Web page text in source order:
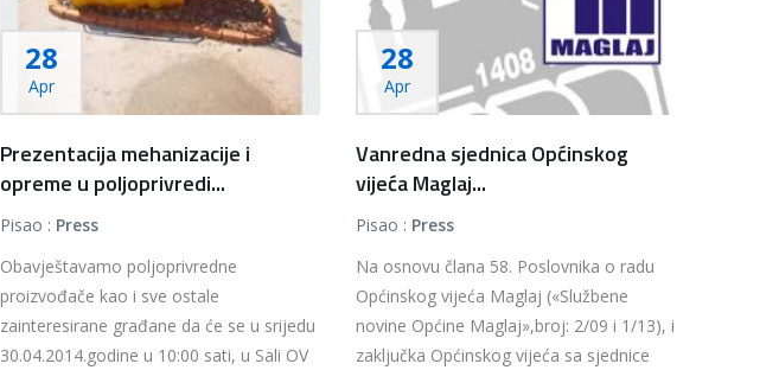
28
Apr
Prezentacija mehanizacije i
opreme u poljoprivredi...
Pisao : Press
Obavještavamo poljoprivredne
proizvođače kao i sve ostale
zainteresirane građane da će se u srijedu
30.04.2014.godine u 10:00 sati, u Sali OV
28
Apr
Vanredna sjednica Općinskog
vijeća Maglaj...
Pisao : Press
Na osnovu člana 58. Poslovnika o radu
Općinskog vijeća Maglaj («Službene
novine Općine Maglaj»,broj: 2/09 i 1/13), i
zaključka Općinskog vijeća sa sjednice